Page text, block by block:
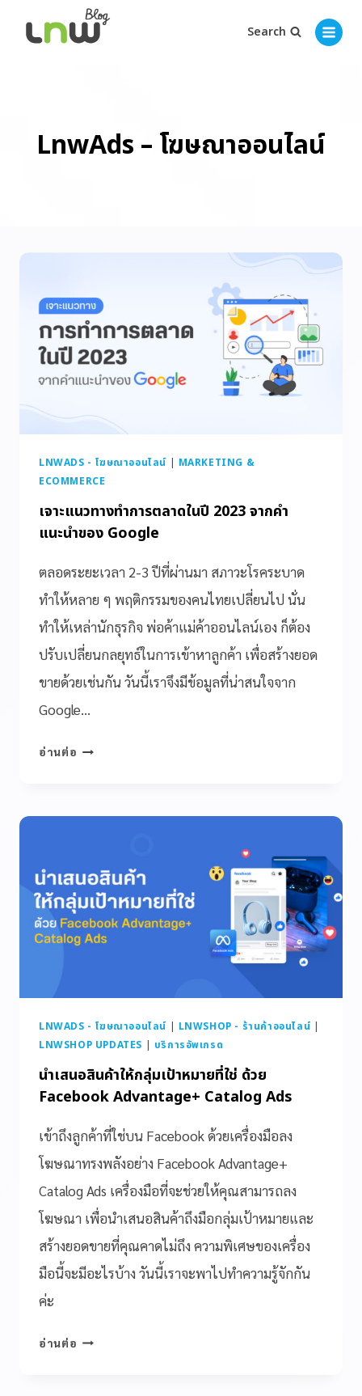
Search
LnwAds – โฆษณาออนไลน์
LNWADS - โฆษณาออนไลน์ | MARKETING &
ECOMMERCE
เจาะแนวทางทำการตลาดในปี 2023 จากคำ
แนะนำของ Google
ตลอดระยะเวลา 2-3 ปีที่ผ่านมา สภาวะโรคระบาด
ทำให้หลาย ๆ พฤติกรรมของคนไทยเปลี่ยนไป นั่น
ทำให้เหล่านักธุรกิจ พ่อค้าแม่ค้าออนไลน์เอง ก็ต้อง
ปรับเปลี่ยนกลยุทธ์ในการเข้าหาลูกค้า เพื่อสร้างยอด
ขายด้วยเช่นกัน วันนี้เราจึงมีข้อมูลที่น่าสนใจจาก
Google…
อ่านต่อ
LNWADS - โฆษณาออนไลน์ | LNWSHOP - ร้านค้าออนไลน์ |
LNWSHOP UPDATES | บริการอัพเกรด
นำเสนอสินค้าให้กลุ่มเป้าหมายที่ใช่ ด้วย
Facebook Advantage+ Catalog Ads
เข้าถึงลูกค้าที่ใช่บน Facebook ด้วยเครื่องมือลง
โฆษณาทรงพลังอย่าง Facebook Advantage+
Catalog Ads เครื่องมือที่จะช่วยให้คุณสามารถลง
โฆษณา เพื่อนำเสนอสินค้าถึงมือกลุ่มเป้าหมายและ
สร้างยอดขายที่คุณคาดไม่ถึง ความพิเศษของเครื่อง
มือนี้จะมีอะไรบ้าง วันนี้เราจะพาไปทำความรู้จักกัน
ค่ะ
อ่านต่อ